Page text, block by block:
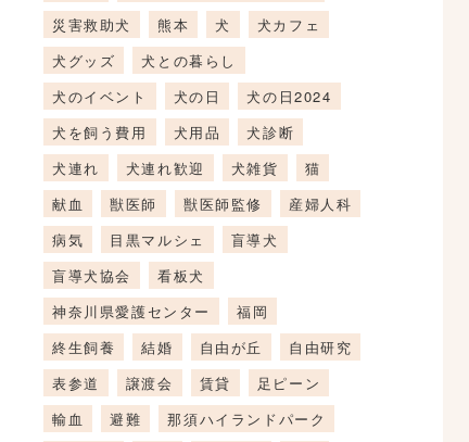
災害救助犬
熊本 犬
犬カフェ
犬グッズ
犬との暮らし
犬のイベント
犬の日
犬の日2024
犬を飼う費用
犬用品
犬診断
犬連れ
犬連れ歓迎 犬雑貨
猫
献血
獣医師 獣医師監修
産婦人科
病気
目黒マルシェ
盲導犬
盲導犬協会
看板犬
神奈川県愛護センター
福岡
終生飼養
結婚 自由が丘
自由研究
表参道
譲渡会 賃貸
足ピーン
輸血
避難 那須ハイランドパーク